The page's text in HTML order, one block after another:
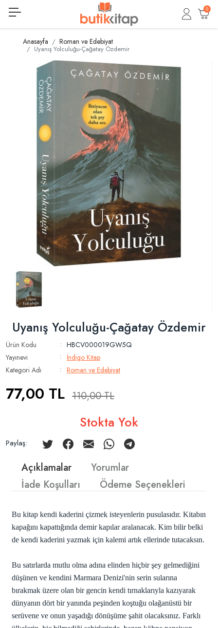
0
Anasayfa Roman ve Edebiyat
Uyanış Yolculuğu-Çağatay Özdemir
Uyanış Yolculuğu-Çağatay Özdemir
Ürün Kodu :
HBCV000019GW5Q
Yayınevi
:
İndigo Kitap
Kategori Adı
: Roman ve Edebiyat
77,00 TL 110,00 TL
Stokta Yok
Paylaş:
Açıklamalar
Yorumlar
İade Koşulları
Ödeme Seçenekleri
Bu kitap kendi kaderini çizmek isteyenlerin pusulasıdır. Kitabın
kapağını kapattığında demir kapılar aralanacak. Kim bilir belki
de kendi kaderini yazmak için kalemi artık ellerinde tutacaksın.
Bu satırlarda mutlu olma adına elinden hiçbir şey gelmediğini
düşünen ve kendini Marmara Denizi'nin serin sularına
bırakmak üzere olan bir gencin kendi tırnaklarıyla kazıyarak
dünyanın dört bir yanında peşinden koştuğu olağanüstü bir
serüvene ve onun yaşadığı dönüşüme şahit olacaksınız. Farklı